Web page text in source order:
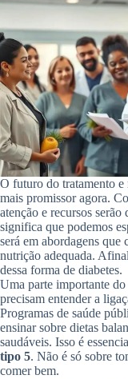
O futuro do tratamento e
mais promissor agora.
atenção e recursos
significa que podemos
será em abordagens
nutrição adequada.
dessa forma de diabetes.
Uma parte importante do
precisam entender a
Programas de saúde
ensinar sobre dietas
saudáveis. Isso é
tipo 5. Não é só sobre
comer bem.